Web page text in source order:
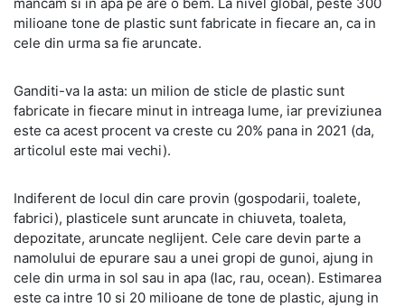
milioane tone de plastic sunt fabricate in fiecare an, ca in
cele din urma sa fie aruncate.
Ganditi-va la asta: un milion de sticle de plastic sunt
fabricate in fiecare minut in intreaga lume, iar previziunea
este ca acest procent va creste cu 20% pana in 2021 (da,
articolul este mai vechi).
Indiferent de locul din care provin (gospodarii, toalete,
fabrici), plasticele sunt aruncate in chiuveta, toaleta,
depozitate, aruncate neglijent. Cele care devin parte a
namolului de epurare sau a unei gropi de gunoi, ajung in
cele din urma in sol sau in apa (lac, rau, ocean). Estimarea
este ca intre 10 si 20 milioane de tone de plastic, ajung in